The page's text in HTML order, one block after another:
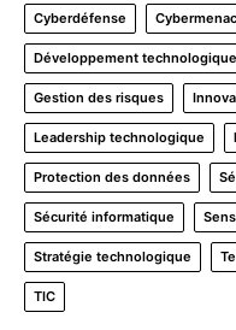
Cyberdéfense
Développement technologique
Gestion des risques
Leadership technologique
Protection des données
Sécurité informatique
Stratégie technologique
TIC